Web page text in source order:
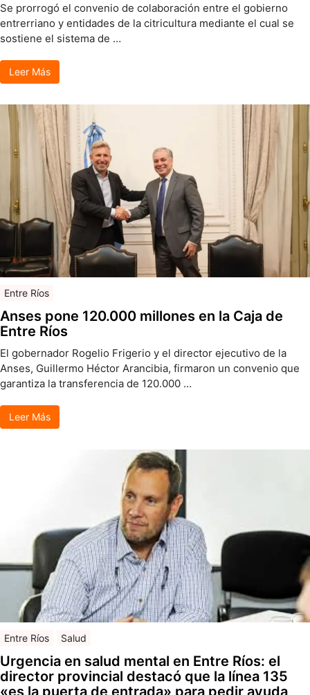
Se prorrogó el convenio de colaboración entre el gobierno
entrerriano y entidades de la citricultura mediante el cual se
sostiene el sistema de …
Leer Más
Entre Ríos
Anses pone 120.000 millones en la Caja de
Entre Ríos
El gobernador Rogelio Frigerio y el director ejecutivo de la
Anses, Guillermo Héctor Arancibia, firmaron un convenio que
garantiza la transferencia de 120.000 …
Leer Más
Entre Ríos Salud
Urgencia en salud mental en Entre Ríos: el
director provincial destacó que la línea 135
«es la puerta de entrada» para pedir ayuda